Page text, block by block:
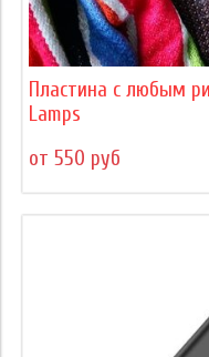
Пластина с любым
Lamps
от 550 руб